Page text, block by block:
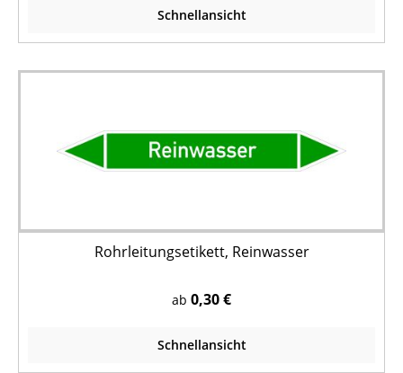
Schnellansicht
Rohrleitungsetikett, Reinwasser
ab 0,30 €
Schnellansicht